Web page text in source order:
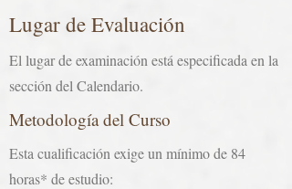
Lugar de Evaluación
El lugar de examinación está especificada en la
sección del Calendario.
Metodología del Curso
Esta cualificación exige un mínimo de 84
horas* de estudio: